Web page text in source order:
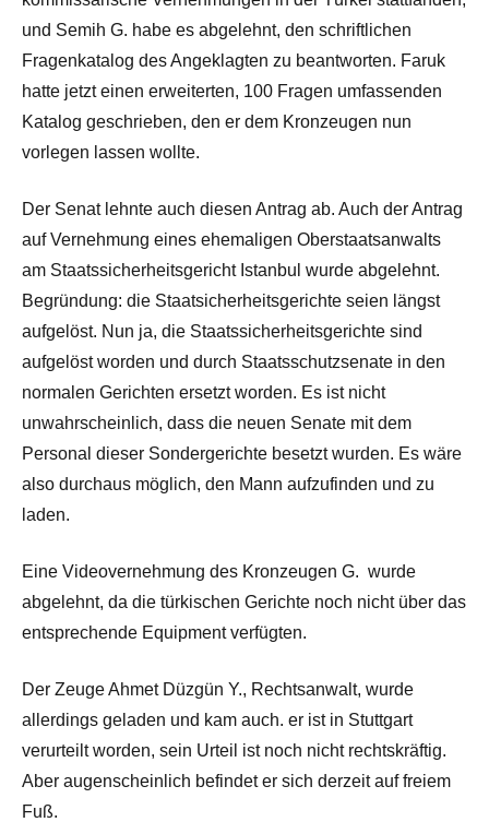
und Semih G. habe es abgelehnt, den schriftlichen
Fragenkatalog des Angeklagten zu beantworten. Faruk
hatte jetzt einen erweiterten, 100 Fragen umfassenden
Katalog geschrieben, den er dem Kronzeugen nun
vorlegen lassen wollte.
Der Senat lehnte auch diesen Antrag ab. Auch der Antrag
auf Vernehmung eines ehemaligen Oberstaatsanwalts
am Staatssicherheitsgericht Istanbul wurde abgelehnt.
Begründung: die Staatsicherheitsgerichte seien längst
aufgelöst. Nun ja, die Staatssicherheitsgerichte sind
aufgelöst worden und durch Staatsschutzsenate in den
normalen Gerichten ersetzt worden. Es ist nicht
unwahrscheinlich, dass die neuen Senate mit dem
Personal dieser Sondergerichte besetzt wurden. Es wäre
also durchaus möglich, den Mann aufzufinden und zu
laden.
Eine Videovernehmung des Kronzeugen G. wurde
abgelehnt, da die türkischen Gerichte noch nicht über das
entsprechende Equipment verfügten.
Der Zeuge Ahmet Düzgün Y., Rechtsanwalt, wurde
allerdings geladen und kam auch. er ist in Stuttgart
verurteilt worden, sein Urteil ist noch nicht rechtskräftig.
Aber augenscheinlich befindet er sich derzeit auf freiem
Fuß.